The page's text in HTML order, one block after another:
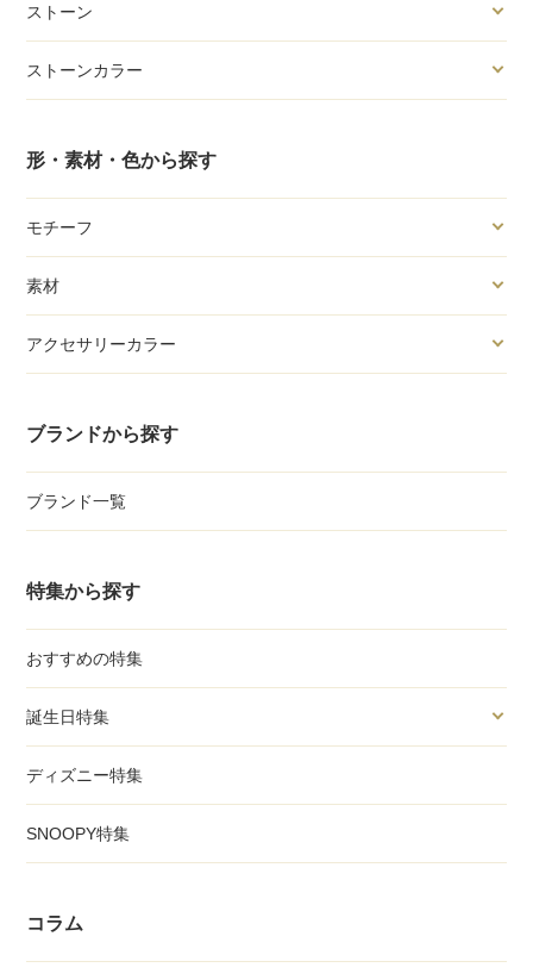
ストーン
ストーンカラー
形・素材・色から探す
モチーフ
素材
アクセサリーカラー
ブランドから探す
ブランド一覧
特集から探す
おすすめの特集
誕生日特集
ディズニー特集
SNOOPY特集
コラム